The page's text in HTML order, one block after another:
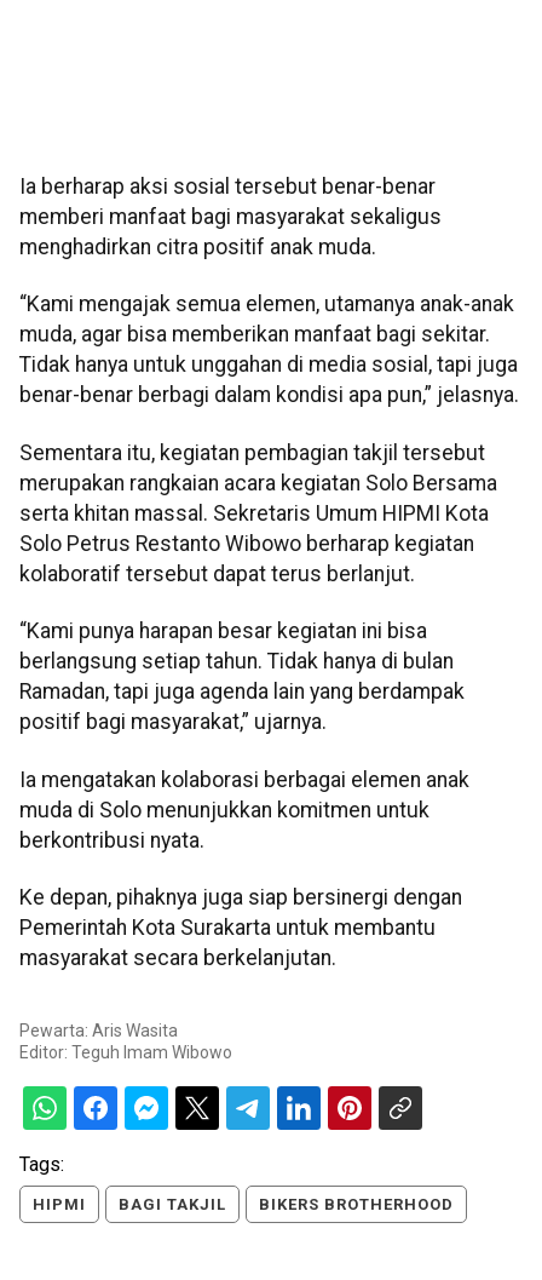
Ia berharap aksi sosial tersebut benar-benar
memberi manfaat bagi masyarakat sekaligus
menghadirkan citra positif anak muda.
“Kami mengajak semua elemen, utamanya anak-anak
muda, agar bisa memberikan manfaat bagi sekitar.
Tidak hanya untuk unggahan di media sosial, tapi juga
benar-benar berbagi dalam kondisi apa pun,” jelasnya.
Sementara itu, kegiatan pembagian takjil tersebut
merupakan rangkaian acara kegiatan Solo Bersama
serta khitan massal. Sekretaris Umum HIPMI Kota
Solo Petrus Restanto Wibowo berharap kegiatan
kolaboratif tersebut dapat terus berlanjut.
“Kami punya harapan besar kegiatan ini bisa
berlangsung setiap tahun. Tidak hanya di bulan
Ramadan, tapi juga agenda lain yang berdampak
positif bagi masyarakat,” ujarnya.
Ia mengatakan kolaborasi berbagai elemen anak
muda di Solo menunjukkan komitmen untuk
berkontribusi nyata.
Ke depan, pihaknya juga siap bersinergi dengan
Pemerintah Kota Surakarta untuk membantu
masyarakat secara berkelanjutan.
Pewarta: Aris Wasita
Editor: Teguh Imam Wibowo
Tags:
HIPMI BAGI TAKJIL BIKERS BROTHERHOOD